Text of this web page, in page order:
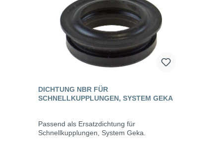
DICHTUNG NBR FÜR
SCHNELLKUPPLUNGEN, SYSTEM GEKA
Passend als Ersatzdichtung für
Schnellkupplungen, System Geka.